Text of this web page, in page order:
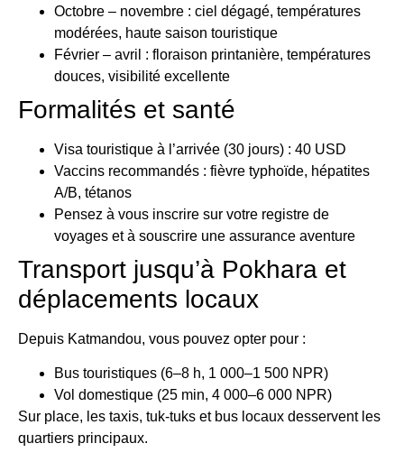
Octobre – novembre : ciel dégagé, températures
modérées, haute saison touristique
Février – avril : floraison printanière, températures
douces, visibilité excellente
Formalités et santé
Visa touristique à l’arrivée (30 jours) : 40 USD
Vaccins recommandés : fièvre typhoïde, hépatites
A/B, tétanos
Pensez à vous inscrire sur votre registre de
voyages et à souscrire une assurance aventure
Transport jusqu’à Pokhara et
déplacements locaux
Depuis Katmandou, vous pouvez opter pour :
Bus touristiques (6–8 h, 1 000–1 500 NPR)
Vol domestique (25 min, 4 000–6 000 NPR)
Sur place, les taxis, tuk-tuks et bus locaux desservent les
quartiers principaux.